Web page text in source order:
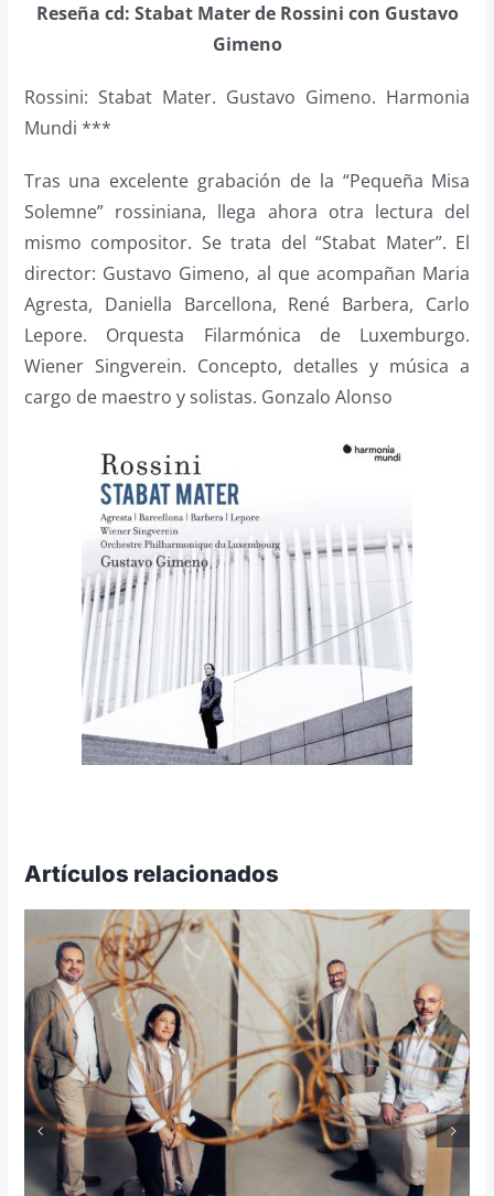
Reseña cd: Stabat Mater de Rossini con Gustavo
Gimeno
Rossini: Stabat Mater. Gustavo Gimeno. Harmonia
Mundi ***
Tras una excelente grabación de la “Pequeña Misa
Solemne” rossiniana, llega ahora otra lectura del
mismo compositor. Se trata del “Stabat Mater”. El
director: Gustavo Gimeno, al que acompañan Maria
Agresta, Daniella Barcellona, René Barbera, Carlo
Lepore. Orquesta Filarmónica de Luxemburgo.
Wiener Singverein. Concepto, detalles y música a
cargo de maestro y solistas. Gonzalo Alonso
Artículos relacionados